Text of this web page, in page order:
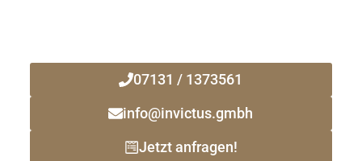
07131 / 1373561
info@invictus.gmbh
Jetzt anfragen!